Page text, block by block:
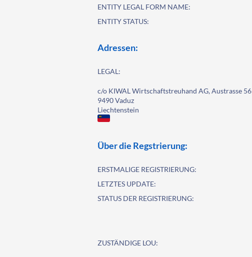
ENTITY LEGAL FORM NAME:
ENTITY STATUS:
Adressen:
LEGAL:
c/o KIWAL Wirtschaftstreuhand AG, Austrasse 56
9490 Vaduz
Liechtenstein
Über die Regstrierung:
ERSTMALIGE REGISTRIERUNG:
LETZTES UPDATE:
STATUS DER REGISTRIERUNG:
ZUSTÄNDIGE LOU: